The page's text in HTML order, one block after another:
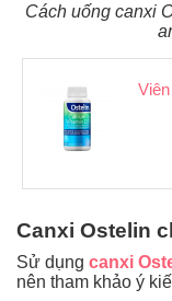
Tin
tức
Cách uống canxi
Canxi Ostelin
Sử dụng canxi
nên tham khảo ý